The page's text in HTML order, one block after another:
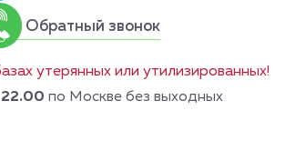
Обратный звонок
утерянных или утилизированных!
по Москве без выходных